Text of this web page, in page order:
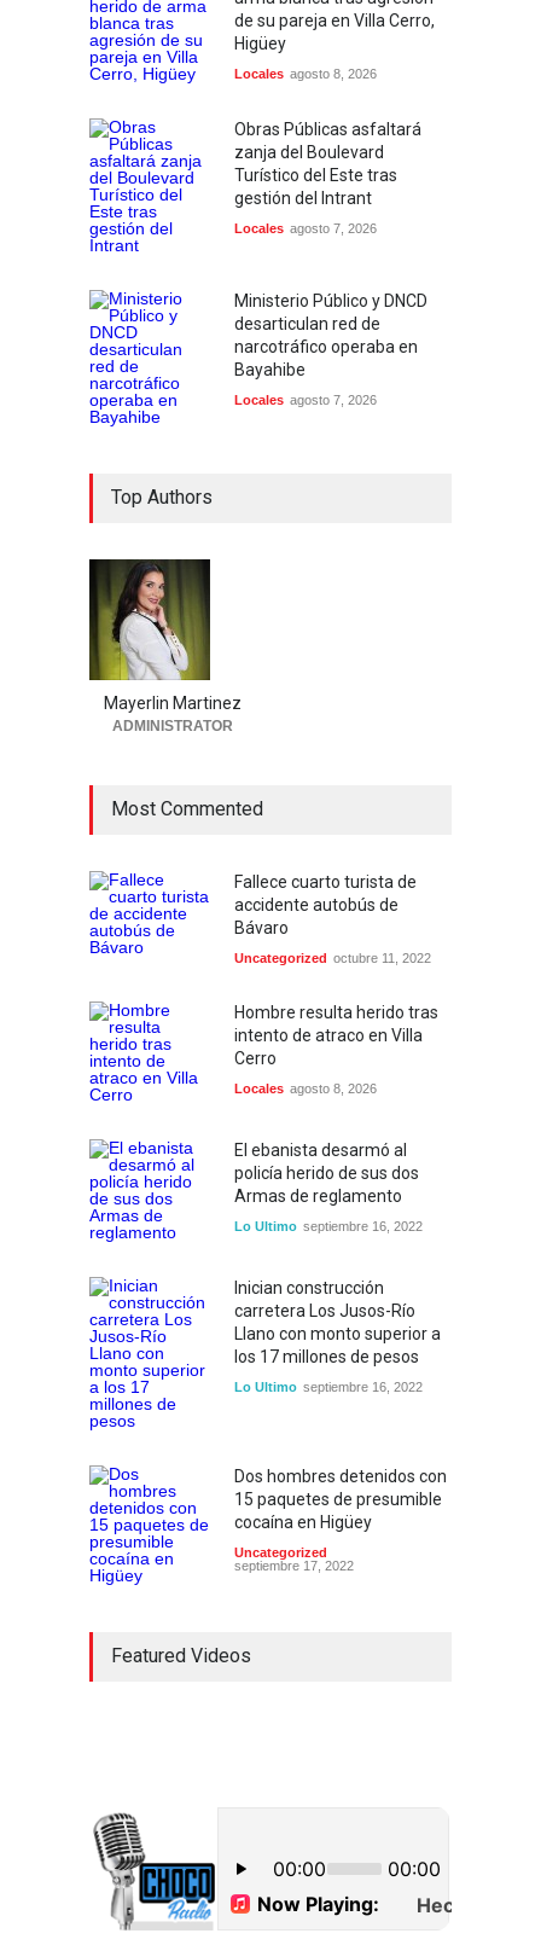
de su pareja en Villa Cerro,
Higüey
Locales agosto 8, 2026
Obras Públicas asfaltará
zanja del Boulevard
Turístico del Este tras
gestión del Intrant
Locales agosto 7, 2026
Ministerio Público y DNCD
desarticulan red de
narcotráfico operaba en
Bayahibe
Locales agosto 7, 2026
Top Authors
Mayerlin Martinez
ADMINISTRATOR
Most Commented
Fallece cuarto turista de
accidente autobús de
Bávaro
Uncategorized octubre 11, 2022
Hombre resulta herido tras
intento de atraco en Villa
Cerro
Locales agosto 8, 2026
El ebanista desarmó al
policía herido de sus dos
Armas de reglamento
Lo Ultimo septiembre 16, 2022
Inician construcción
carretera Los Jusos-Río
Llano con monto superior a
los 17 millones de pesos
Lo Ultimo septiembre 16, 2022
Dos hombres detenidos con
15 paquetes de presumible
cocaína en Higüey
Uncategorized
septiembre 17, 2022
Featured Videos